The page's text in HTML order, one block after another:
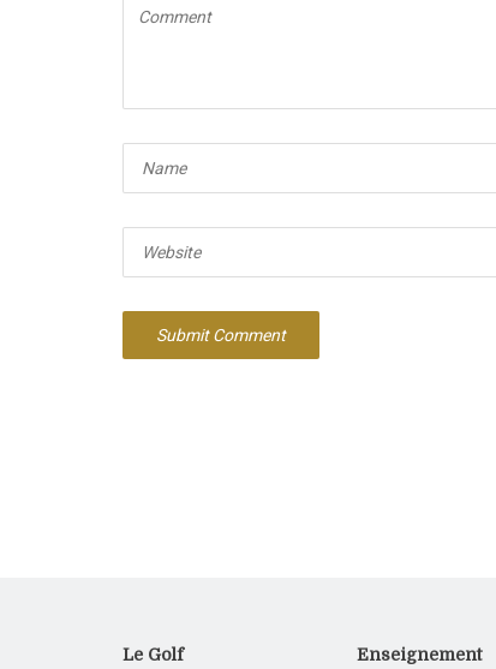
Comment
Le Golf Enseignement